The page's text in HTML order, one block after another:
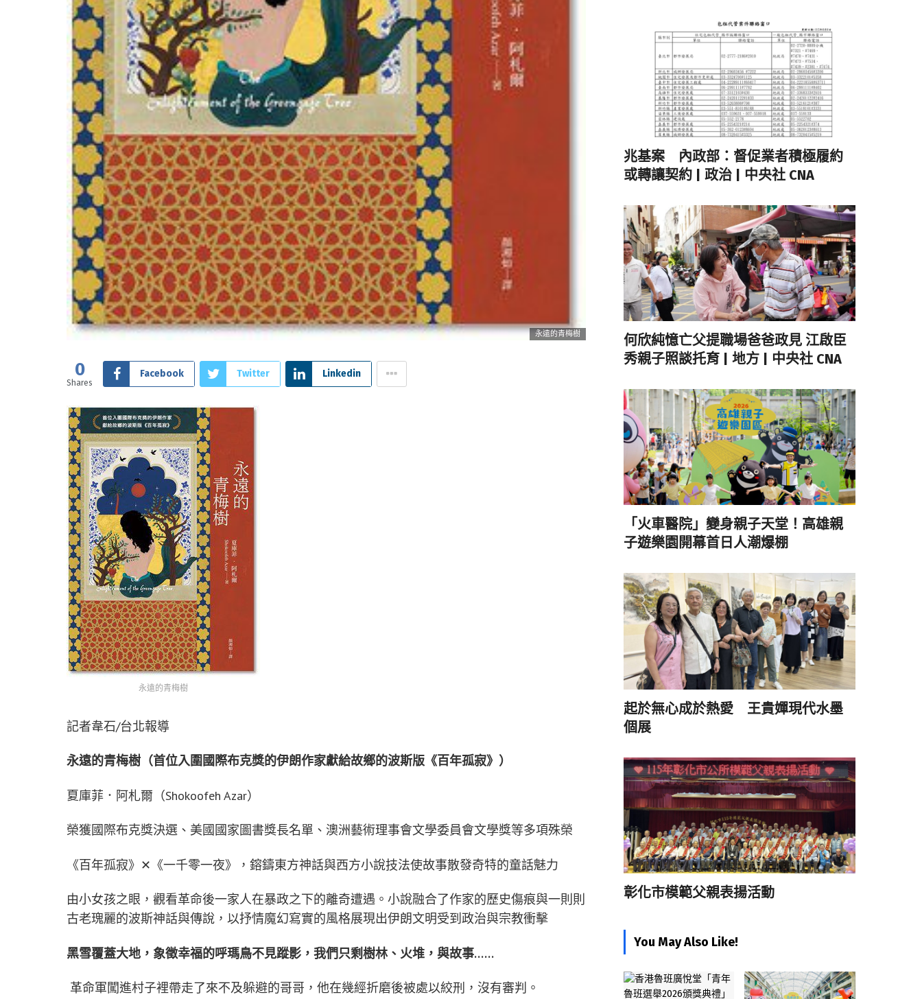
永遠的青梅樹
0
Shares
Facebook Twitter Linkedin
永遠的青梅樹
記者韋石/台北報導
永遠的青梅樹（首位入圍國際布克獎的伊朗作家獻給故鄉的波斯版《百年孤寂》）
夏庫菲．阿札爾（Shokoofeh Azar）
榮獲國際布克獎決選、美國國家圖書獎長名單、澳洲藝術理事會文學委員會文學獎等多項殊榮
《百年孤寂》✕《一千零一夜》，鎔鑄東方神話與西方小說技法使故事散發奇特的童話魅力
由小女孩之眼，觀看革命後一家人在暴政之下的離奇遭遇。小說融合了作家的歷史傷痕與一則則
古老瑰麗的波斯神話與傳說，以抒情魔幻寫實的風格展現出伊朗文明受到政治與宗教衝擊
黑雪覆蓋大地，象徵幸福的呼瑪鳥不見蹤影，我們只剩樹林、火堆，與故事……
革命軍闖進村子裡帶走了來不及躲避的哥哥，他在幾經折磨後被處以絞刑，沒有審判。
兆基案 內政部：督促業者積極履約
或轉讓契約 | 政治 | 中央社 CNA
何欣純憶亡父提職場爸爸政見 江啟臣
秀親子照談托育 | 地方 | 中央社 CNA
「火車醫院」變身親子天堂！高雄親
子遊樂園開幕首日人潮爆棚
起於無心成於熱愛 王貴嬋現代水墨
個展
彰化市模範父親表揚活動
You May Also Like!